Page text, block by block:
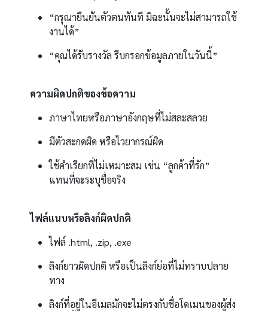
“กรุณายืนยันตัวตนทันที มิฉะนั้นจะไม่สามารถใช้
งานได้”
“คุณได้รับรางวัล รีบกรอกข้อมูลภายในวันนี้”
ความผิดปกติของข้อความ
ภาษาไทยหรือภาษาอังกฤษที่ไม่สละสลวย
มีตัวสะกดผิด หรือไวยากรณ์ผิด
ใช้คำเรียกที่ไม่เหมาะสม เช่น “ลูกค้าที่รัก”
แทนที่จะระบุชื่อจริง
ไฟล์แนบหรือลิงก์ผิดปกติ
ไฟล์ .html, .zip, .exe
ลิงก์ยาวผิดปกติ หรือเป็นลิงก์ย่อที่ไม่ทราบปลาย
ทาง
ลิงก์ที่อยู่ในอีเมลมักจะไม่ตรงกับชื่อโดเมนของผู้ส่ง